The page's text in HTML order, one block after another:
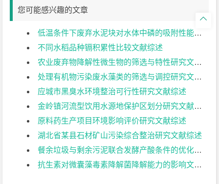
您可能感兴趣的文章
低温条件下废弃水泥块对水体中磷的吸附性能研究文献综述
不同水稻品种镉积累性比较文献综述
农业废弃物降解性微生物的筛选与特性研究文献综述
处理有机物污染废水藻类的筛选与调控研究文献综述
应城市黑臭水环境整治可行性研究文献综述
金岭镇河流型饮用水源地保护区划分研究文献综述
原料药生产项目环境影响评价研究文献综述
湖北省某县石材矿山污染综合整治研究文献综述
餐余垃圾与剩余污泥联合发酵产酸条件的优化文献综述
抗生素对微囊藻毒素降解菌降解能力的影响文献综述
